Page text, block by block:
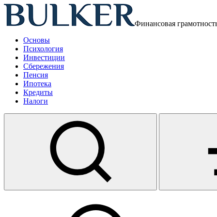
Финансовая
Основы
Психология
Инвестиции
Сбережения
Пенсия
Ипотека
Кредиты
Налоги